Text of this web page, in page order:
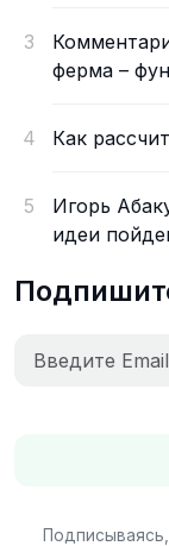
3
ферма –
4 Как
5
Игорь
идеи